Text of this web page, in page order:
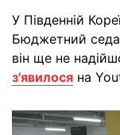
У Південній
Бюджетний
він ще не
з'явилося на